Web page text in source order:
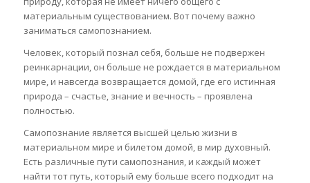
материальным существованием. Вот почему важно
заниматься самопознанием.
Человек, который познал себя, больше не подвержен
реинкарнации, он больше не рождается в материальном
мире, и навсегда возвращается домой, где его истинная
природа – счастье, знание и вечность – проявлена
полностью.
Самопознание является высшей целью жизни в
материальном мире и билетом домой, в мир духовный.
Есть различные пути самопознания, и каждый может
найти тот путь, который ему больше всего подходит на